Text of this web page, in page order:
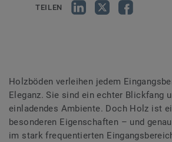
TEILEN
Holzböden verleihen jedem
Eleganz. Sie sind ein echter Blickfang
einladendes Ambiente. Doch Holz ist
besonderen Eigenschaften – und
im stark frequentierten